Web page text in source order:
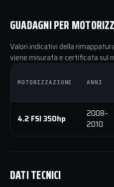
GUADAGNI PER
Valori indicativi della
viene misurata e certificata sul
MOTORIZZAZIONE ANNI
4.2 FSI 350hp
2008–
2010
DATI TECNICI